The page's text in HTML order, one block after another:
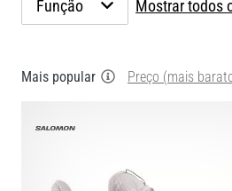
Função Mostrar todos
Mais popular Preço (mais